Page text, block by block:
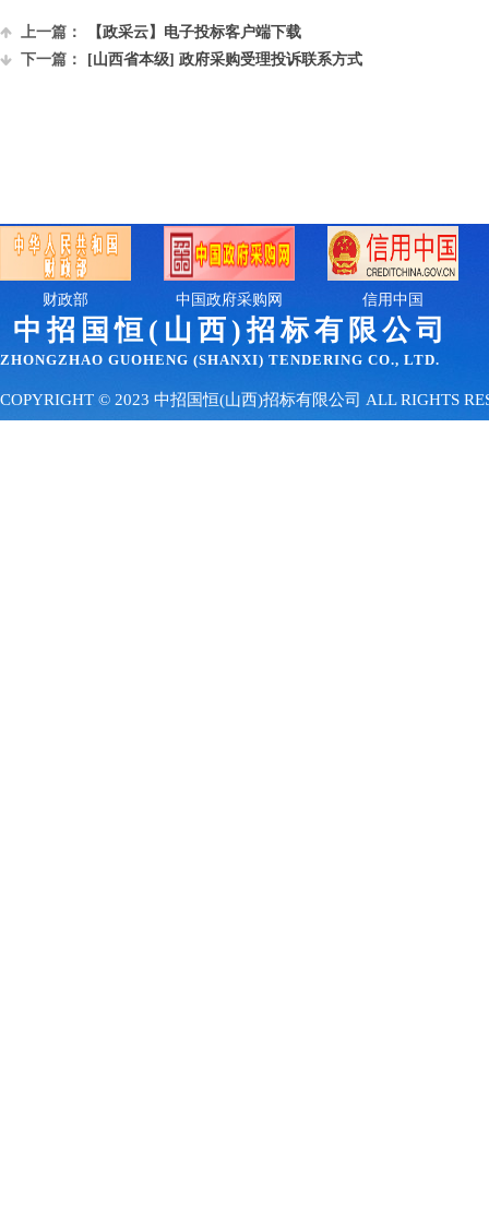
上一篇：
【政采云】电子投标客户端下载
下一篇：
[山西省本级] 政府采购受理投诉联系方式
COPYRIGHT © 2023 中招国恒(山西)招标有限公司 ALL RIGHTS
中招国恒(山西)招标有限公司
ZHONGZHAO GUOHENG (SHANXI) TENDERING CO., LTD.
财政部 中国政府采购网 信用中国